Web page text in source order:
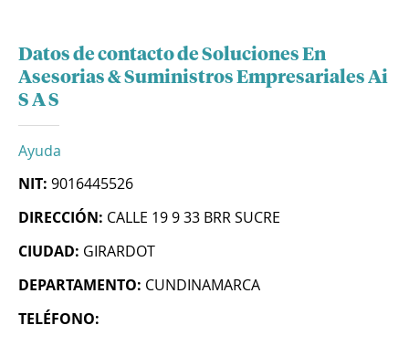
Datos de contacto de Soluciones En
Asesorias & Suministros Empresariales Ai
S A S
Ayuda
NIT: 9016445526
DIRECCIÓN: CALLE 19 9 33 BRR SUCRE
CIUDAD: GIRARDOT
DEPARTAMENTO: CUNDINAMARCA
TELÉFONO: